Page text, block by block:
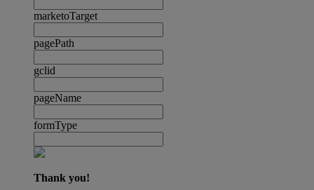
marketoTarget
pagePath
gclid
pageName
formType
Thank you!